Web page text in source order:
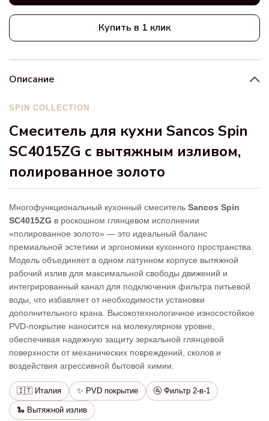
Купить в 1 клик
Описание
SPIN COLLECTION
Смеситель для кухни Sancos Spin
SC4015ZG с вытяжным изливом,
полированное золото
Многофункциональный кухонный смеситель Sancos Spin
SC4015ZG в роскошном глянцевом исполнении
«полированное золото» — это идеальный баланс
премиальной эстетики и эргономики кухонного пространства.
Модель объединяет в одном латунном корпусе вытяжной
рабочий излив для максимальной свободы движений и
интегрированный канал для подключения фильтра питьевой
воды, что избавляет от необходимости установки
дополнительного крана. Высокотехнологичное износостойкое
PVD-покрытие наносится на молекулярном уровне,
обеспечивая надежную защиту зеркальной глянцевой
поверхности от механических повреждений, сколов и
воздействия агрессивной бытовой химии.
🇮🇹 Италия ✨ PVD покрытие 🚰 Фильтр 2-в-1
🐍 Вытяжной излив